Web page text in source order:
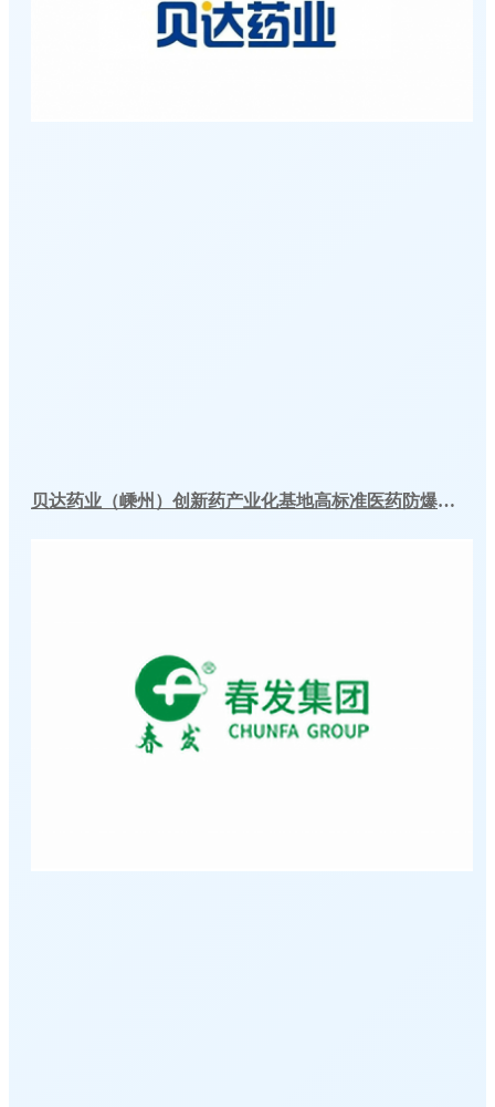
贝达药业（嵊州）创新药产业化基地高标准医药防爆冷库建造工程案例